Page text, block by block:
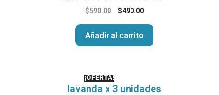
$590.00 $490.00
Añadir al carrito
¡OFERTA!
lavanda x 3 unidades